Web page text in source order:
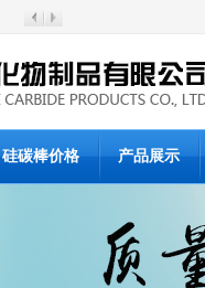
硅碳棒价格 产品展示